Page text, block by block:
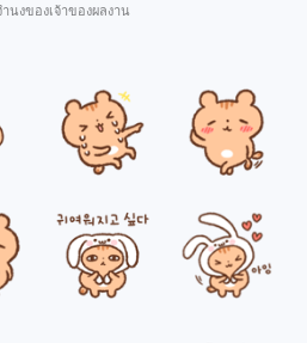
นงของเจ้าของผลงาน